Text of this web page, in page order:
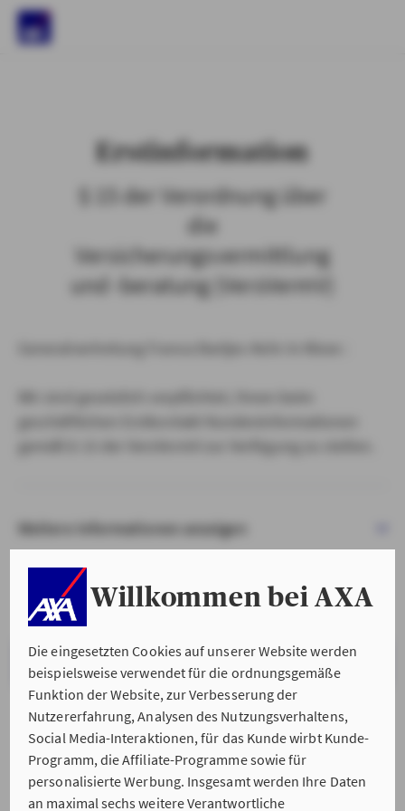
Willkommen bei AXA
Die eingesetzten Cookies auf unserer Website werden
beispielsweise verwendet für die ordnungsgemäße
Funktion der Website, zur Verbesserung der
Nutzererfahrung, Analysen des Nutzungsverhaltens,
Social Media-Interaktionen, für das Kunde wirbt Kunde-
Programm, die Affiliate-Programme sowie für
personalisierte Werbung. Insgesamt werden Ihre Daten
an maximal sechs weitere Verantwortliche
Erstinformation
§ 15 der Verordnung über
die
Versicherungsvermittlung
und -beratung (VersVermV)
Weitere Informationen anzeigen
VERSTANDEN & WEITER